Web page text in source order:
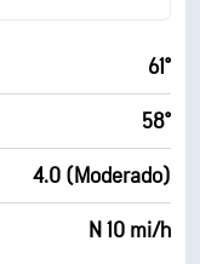
61°
58°
4.0 (Moderado)
N 10 mi/h